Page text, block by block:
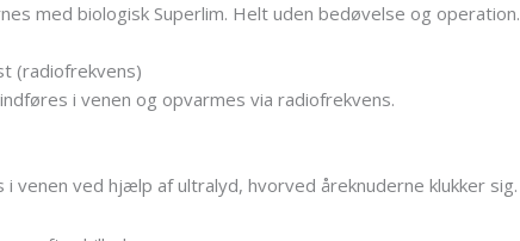
med biologisk Superlim. Helt uden bedøvelse og operation.
(radiofrekvens)
i venen og opvarmes via radiofrekvens.
i venen ved hjælp af ultralyd, hvorved åreknuderne klukker sig.